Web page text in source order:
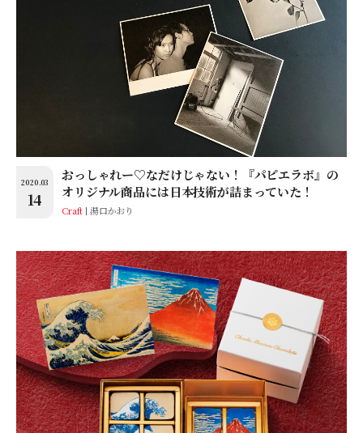
2020.03
14
おっしゃれー♡なだけじゃない！『パピエラボ』の
オリジナル商品には日本技術が詰まっていた！
Craft 湯口かおり